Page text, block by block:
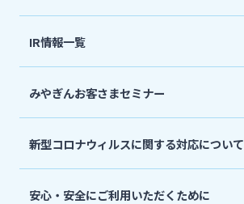
ニュースリリース一覧
採用情報
お問い合わせ先一覧
IR情報一覧
みやぎんお客さまセミナー
新型コロナウィルスに関する対応について
安心・安全にご利用いただくために